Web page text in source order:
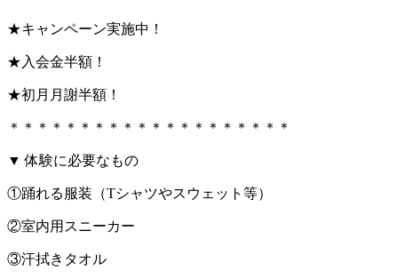
★キャンペーン実施中！
★入会金半額！
★初月月謝半額！
＊＊＊＊＊＊＊＊＊＊＊＊＊＊＊＊＊＊＊＊
▼ 体験に必要なもの
①踊れる服装（Tシャツやスウェット等）
②室内用スニーカー
③汗拭きタオル